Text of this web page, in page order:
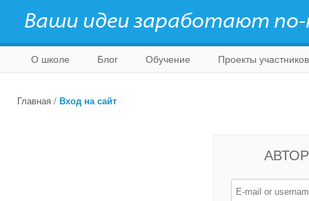
Ваши идеи заработают
О школе Блог Обучение Проекты участников
Главная / Вход на сайт